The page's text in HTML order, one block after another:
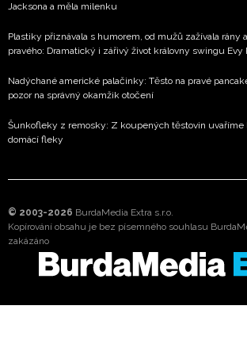
Jacksona a měla milenku
Plastiky přiznávala s humorem, od mužů zažívala rány
pravého: Dramatický i zářivý život královny swingu Evy
Nadýchané americké palačinky: Těsto na pravé
pozor na správný okamžik otočení
Šunkofleky z remosky: Z koupených těstovin uvaříme
domácí fleky
© 2003-2026 BurdaMedia Extra s.r.o.
Kopírování obsahu je bez písemného souhlasu
zakázáno